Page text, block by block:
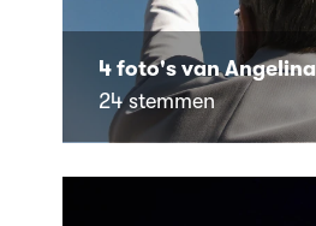
4 foto's van Angelina
24 stemmen